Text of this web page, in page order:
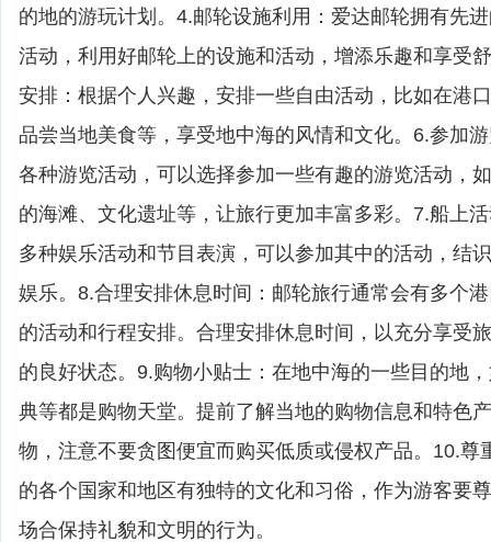
的地的游玩计划。4.邮轮设施利用：爱达邮轮拥有先
活动，利用好邮轮上的设施和活动，增添乐趣和享受
安排：根据个人兴趣，安排一些自由活动，比如在港
品尝当地美食等，享受地中海的风情和文化。6.参加
各种游览活动，可以选择参加一些有趣的游览活动，
的海滩、文化遗址等，让旅行更加丰富多彩。7.船上
多种娱乐活动和节目表演，可以参加其中的活动，结
娱乐。8.合理安排休息时间：邮轮旅行通常会有多个
的活动和行程安排。合理安排休息时间，以充分享受
的良好状态。9.购物小贴士：在地中海的一些目的地
典等都是购物天堂。提前了解当地的购物信息和特色
物，注意不要贪图便宜而购买低质或侵权产品。10.尊
的各个国家和地区有独特的文化和习俗，作为游客要
场合保持礼貌和文明的行为。